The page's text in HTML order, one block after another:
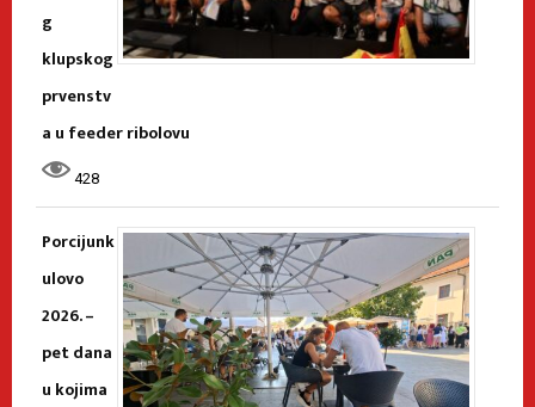
g
klupskog
prvenstv
a u feeder ribolovu
428
Porcijunk
ulovo
2026. –
pet dana
u kojima